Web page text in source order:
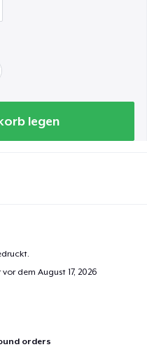
legen
vor demAugust 17, 2026
orders